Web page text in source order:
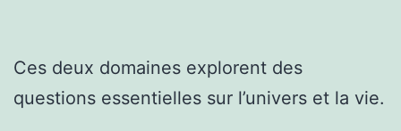
Ces deux domaines explorent des
questions essentielles sur l’univers et la vie.